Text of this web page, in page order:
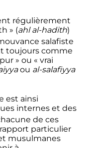
régulièrement
» (ahl al-hadith)
salafiste
toujours comme
» ou « vrai
ou al-salafiyya
est ainsi
internes et des
de ces
particulier
musulmanes